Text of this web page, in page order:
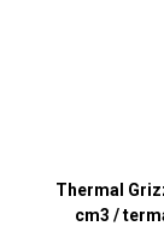
Thermal
cm3 /